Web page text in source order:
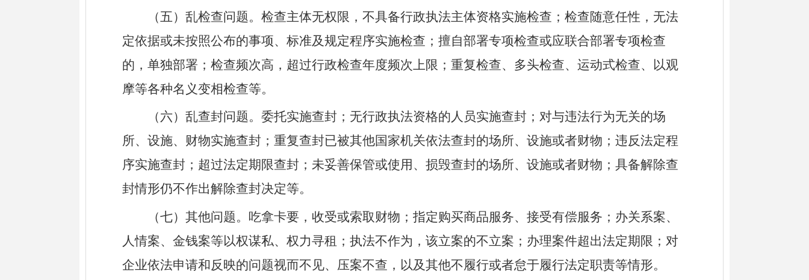
（五）乱检查问题。检查主体无权限，不具备行政执法主体资格实施检查；检查随意任性，无法
定依据或未按照公布的事项、标准及规定程序实施检查；擅自部署专项检查或应联合部署专项检查
的，单独部署；检查频次高，超过行政检查年度频次上限；重复检查、多头检查、运动式检查、以观
摩等各种名义变相检查等。
（六）乱查封问题。委托实施查封；无行政执法资格的人员实施查封；对与违法行为无关的场
所、设施、财物实施查封；重复查封已被其他国家机关依法查封的场所、设施或者财物；违反法定程
序实施查封；超过法定期限查封；未妥善保管或使用、损毁查封的场所、设施或者财物；具备解除查
封情形仍不作出解除查封决定等。
（七）其他问题。吃拿卡要，收受或索取财物；指定购买商品服务、接受有偿服务；办关系案、
人情案、金钱案等以权谋私、权力寻租；执法不作为，该立案的不立案；办理案件超出法定期限；对
企业依法申请和反映的问题视而不见、压案不查，以及其他不履行或者怠于履行法定职责等情形。